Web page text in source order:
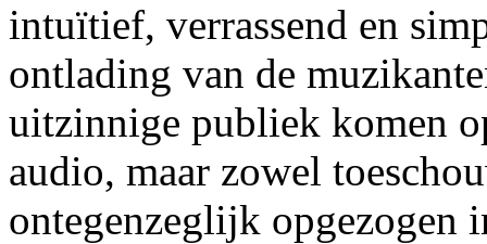
intuïtief, verrassend en
ontlading van de
uitzinnige publiek komen
audio, maar zowel
ontegenzeglijk